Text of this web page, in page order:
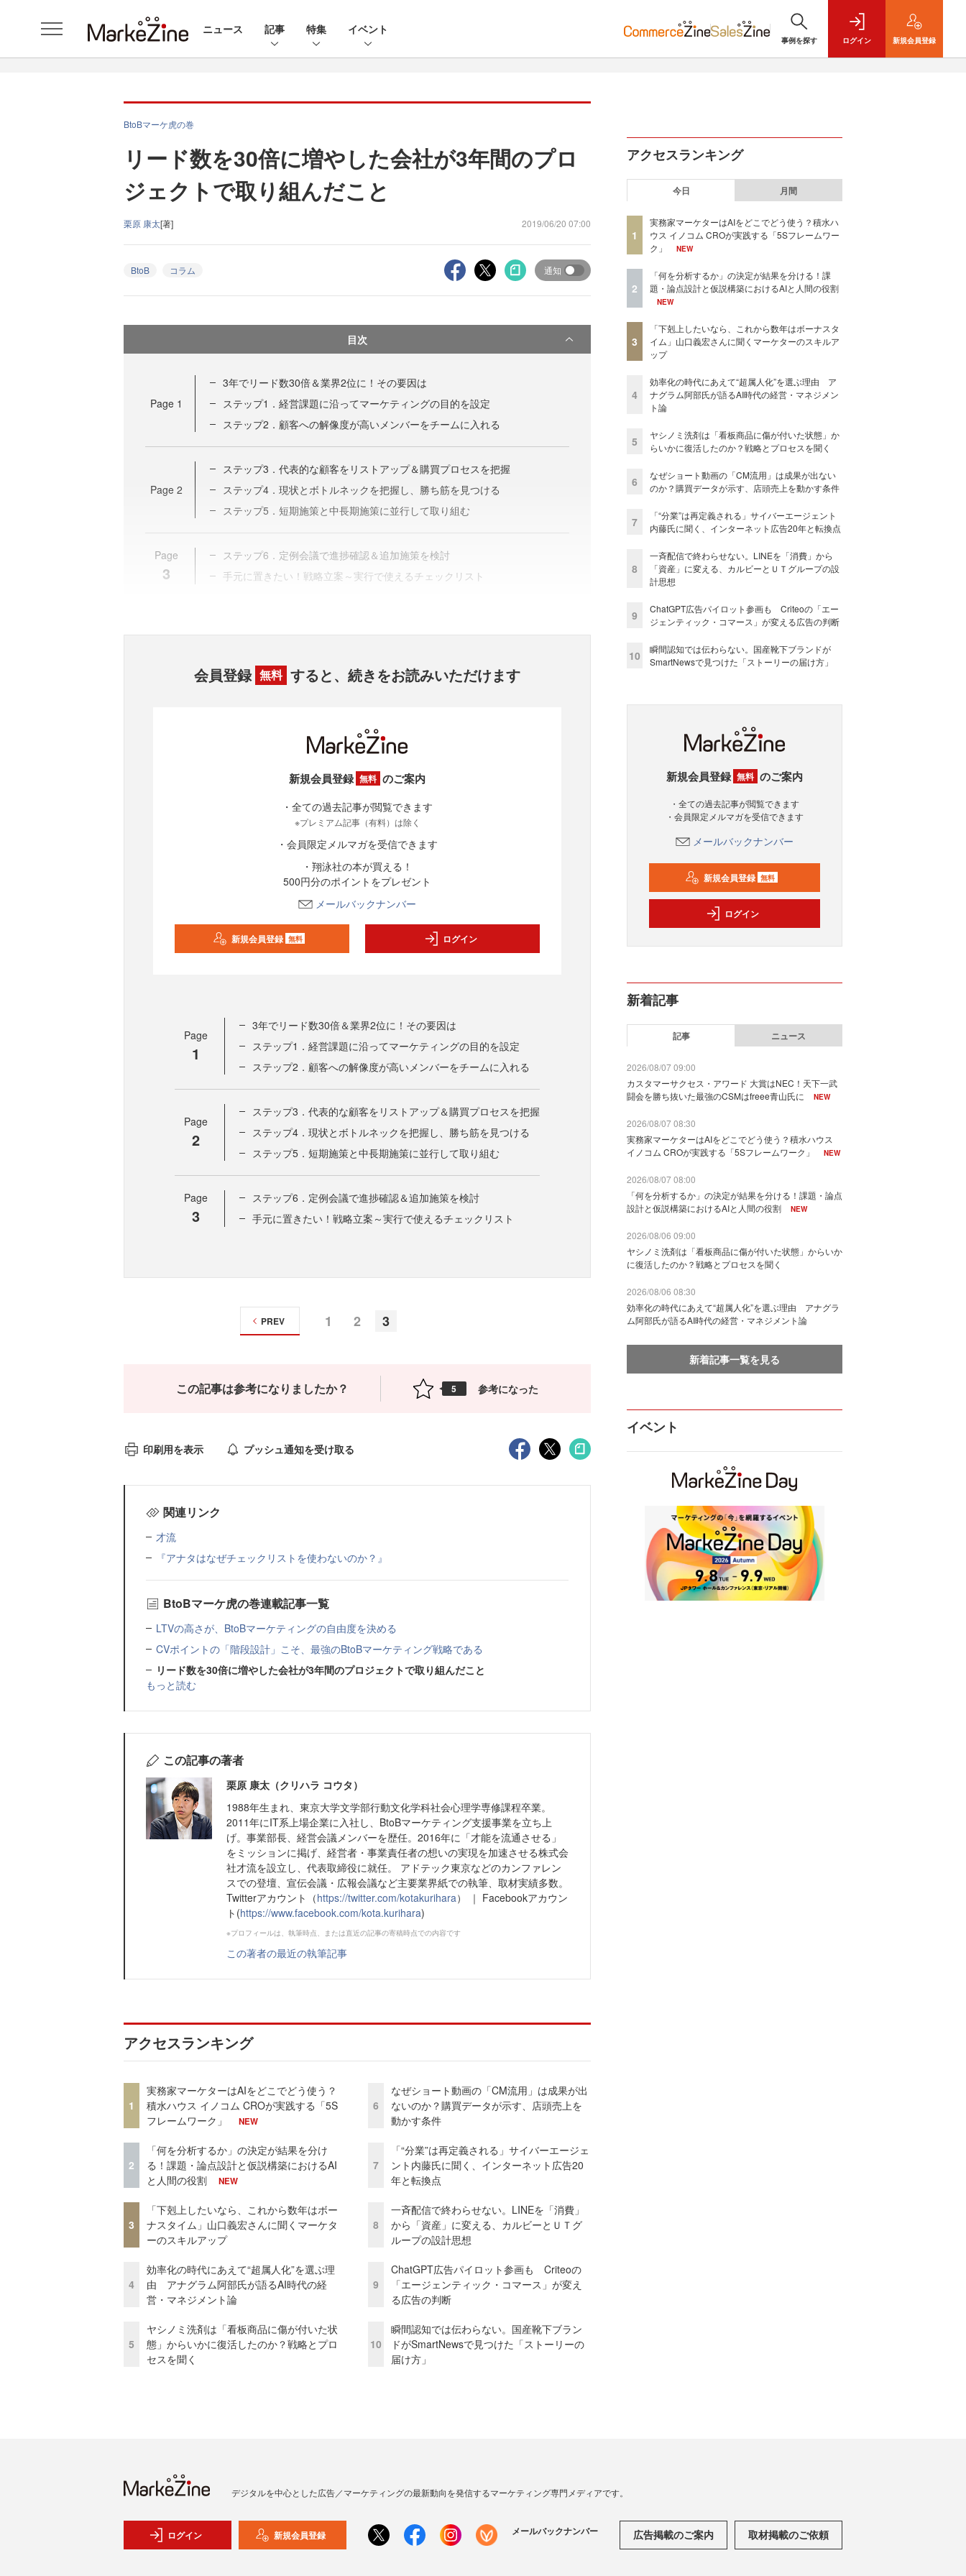
ニュース 記事 特集 イベント
事例を探す ログイン 新規会員登録
BtoBマーケ虎の巻
リード数を30倍に増やした会社が3年間のプロ
ジェクトで取り組んだこと
栗原 康太[著] 2019/06/20 07:00
BtoB コラム 通知
目次
Page 1
3年でリード数30倍＆業界2位に！その要因は
ステップ1．経営課題に沿ってマーケティングの目的を設定
ステップ2．顧客への解像度が高いメンバーをチームに入れる
Page 2
ステップ3．代表的な顧客をリストアップ＆購買プロセスを把握
ステップ4．現状とボトルネックを把握し、勝ち筋を見つける
ステップ5．短期施策と中長期施策に並行して取り組む
Page
3
ステップ6．定例会議で進捗確認＆追加施策を検討
手元に置きたい！戦略立案～実行で使えるチェックリスト
会員登録 無料 すると、続きをお読みいただけます
新規会員登録 無料 のご案内
・全ての過去記事が閲覧できます
※プレミアム記事（有料）は除く
・会員限定メルマガを受信できます
・翔泳社の本が買える！
500円分のポイントをプレゼント
メールバックナンバー
新規会員登録 無料 ログイン
Page
1
3年でリード数30倍＆業界2位に！その要因は
ステップ1．経営課題に沿ってマーケティングの目的を設定
ステップ2．顧客への解像度が高いメンバーをチームに入れる
Page
2
ステップ3．代表的な顧客をリストアップ＆購買プロセスを把握
ステップ4．現状とボトルネックを把握し、勝ち筋を見つける
ステップ5．短期施策と中長期施策に並行して取り組む
Page
3
ステップ6．定例会議で進捗確認＆追加施策を検討
手元に置きたい！戦略立案～実行で使えるチェックリスト
1 2 3
PREV
この記事は参考になりましたか？ 5 参考になった
印刷用を表示 プッシュ通知を受け取る
関連リンク
才流
『アナタはなぜチェックリストを使わないのか？』
BtoBマーケ虎の巻連載記事一覧
LTVの高さが、BtoBマーケティングの自由度を決める
CVポイントの「階段設計」こそ、最強のBtoBマーケティング戦略である
リード数を30倍に増やした会社が3年間のプロジェクトで取り組んだこと
もっと読む
この記事の著者
栗原 康太（クリハラ コウタ）
1988年生まれ、東京大学文学部行動文化学科社会心理学専修課程卒業。
2011年にIT系上場企業に入社し、BtoBマーケティング支援事業を立ち上
げ。事業部長、経営会議メンバーを歴任。2016年に「才能を流通させる」
をミッションに掲げ、経営者・事業責任者の想いの実現を加速させる株式会
社才流を設立し、代表取締役に就任。 アドテック東京などのカンファレン
スでの登壇、宣伝会議・広報会議など主要業界紙での執筆、取材実績多数。
Twitterアカウント（https://twitter.com/kotakurihara） ｜ Facebookアカウン
ト(https://www.facebook.com/kota.kurihara)
※プロフィールは、執筆時点、または直近の記事の寄稿時点での内容です
この著者の最近の執筆記事
アクセスランキング
1
実務家マーケターはAIをどこでどう使う？
積水ハウス イノコム CROが実践する「5S
フレームワーク」
NEW
2
「何を分析するか」の決定が結果を分け
る！課題・論点設計と仮説構築におけるAI
と人間の役割
NEW
3
「下剋上したいなら、これから数年はボー
ナスタイム」山口義宏さんに聞くマーケタ
ーのスキルアップ
4
効率化の時代にあえて“超属人化”を選ぶ理
由 アナグラム阿部氏が語るAI時代の経
営・マネジメント論
5
ヤシノミ洗剤は「看板商品に傷が付いた状
態」からいかに復活したのか？戦略とプロ
セスを聞く
6
なぜショート動画の「CM流用」は成果が出
ないのか？購買データが示す、店頭売上を
動かす条件
7
「“分業”は再定義される」サイバーエージェ
ント内藤氏に聞く、インターネット広告20
年と転換点
8
一斉配信で終わらせない。LINEを「消費」
から「資産」に変える、カルビーとＵＴグ
ループの設計思想
9
ChatGPT広告パイロット参画も Criteoの
「エージェンティック・コマース」が変え
る広告の判断
10
瞬間認知では伝わらない。国産靴下ブラン
ドがSmartNewsで見つけた「ストーリーの
届け方」
アクセスランキング
今日 月間
1
実務家マーケターはAIをどこでどう使う？積水ハ
ウス イノコム CROが実践する「5Sフレームワー
ク」
NEW
2
「何を分析するか」の決定が結果を分ける！課
題・論点設計と仮説構築におけるAIと人間の役割
NEW
3
「下剋上したいなら、これから数年はボーナスタ
イム」山口義宏さんに聞くマーケターのスキルア
ップ
4
効率化の時代にあえて“超属人化”を選ぶ理由 ア
ナグラム阿部氏が語るAI時代の経営・マネジメン
ト論
5
ヤシノミ洗剤は「看板商品に傷が付いた状態」か
らいかに復活したのか？戦略とプロセスを聞く
6
なぜショート動画の「CM流用」は成果が出ない
のか？購買データが示す、店頭売上を動かす条件
7
「“分業”は再定義される」サイバーエージェント
内藤氏に聞く、インターネット広告20年と転換点
8
一斉配信で終わらせない。LINEを「消費」から
「資産」に変える、カルビーとＵＴグループの設
計思想
9
ChatGPT広告パイロット参画も Criteoの「エー
ジェンティック・コマース」が変える広告の判断
10
瞬間認知では伝わらない。国産靴下ブランドが
SmartNewsで見つけた「ストーリーの届け方」
新規会員登録 無料 のご案内
・全ての過去記事が閲覧できます
・会員限定メルマガを受信できます
メールバックナンバー
新規会員登録 無料
ログイン
新着記事
記事 ニュース
2026/08/07 09:00
カスタマーサクセス・アワード 大賞はNEC！天下一武
闘会を勝ち抜いた最強のCSMはfreee青山氏に
NEW
2026/08/07 08:30
実務家マーケターはAIをどこでどう使う？積水ハウス
イノコム CROが実践する「5Sフレームワーク」
NEW
2026/08/07 08:00
「何を分析するか」の決定が結果を分ける！課題・論点
設計と仮説構築におけるAIと人間の役割
NEW
2026/08/06 09:00
ヤシノミ洗剤は「看板商品に傷が付いた状態」からいか
に復活したのか？戦略とプロセスを聞く
2026/08/06 08:30
効率化の時代にあえて“超属人化”を選ぶ理由 アナグラ
ム阿部氏が語るAI時代の経営・マネジメント論
新着記事一覧を見る
イベント
デジタルを中心とした広告／マーケティングの最新動向を発信するマーケティング専門メディアです。
ログイン 新規会員登録 メールバックナンバー 広告掲載のご案内 取材掲載のご依頼